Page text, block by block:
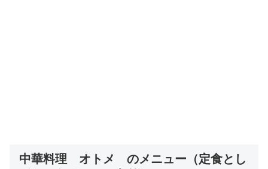
中華料理 オトメ のメニュー（定食とし